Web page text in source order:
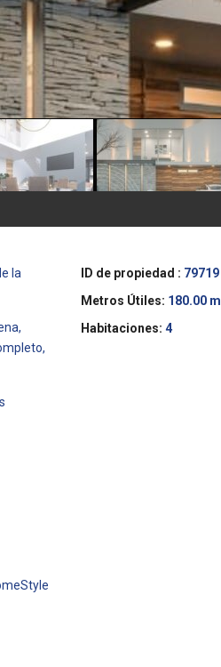
la
ID de propiedad : 79719
Metros Útiles: 180.00 m
Habitaciones: 4